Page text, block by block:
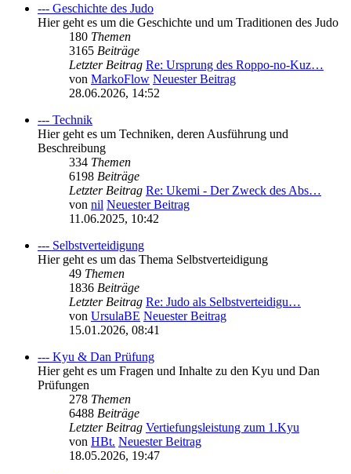
--- Geschichte des Judo
Hier geht es um die Geschichte und um Traditionen des Judo
180 Themen
3165 Beiträge
Letzter Beitrag Re: Ursprung des Roppo-no-Kuz…
von MarkoFlow Neuester Beitrag
28.06.2026, 14:52
--- Technik
Hier geht es um Techniken, deren Ausführung und
Beschreibung
334 Themen
6198 Beiträge
Letzter Beitrag Re: Ukemi - Der Zweck des Abs…
von nil Neuester Beitrag
11.06.2025, 10:42
--- Selbstverteidigung
Hier geht es um das Thema Selbstverteidigung
49 Themen
1836 Beiträge
Letzter Beitrag Re: Judo als Selbstverteidigu…
von UrsulaBE Neuester Beitrag
15.01.2026, 08:41
--- Kyu & Dan Prüfung
Hier geht es um Fragen und Inhalte zu den Kyu und Dan
Prüfungen
278 Themen
6488 Beiträge
Letzter Beitrag Vertiefungsleistung zum 1.Kyu
von HBt. Neuester Beitrag
18.05.2026, 19:47